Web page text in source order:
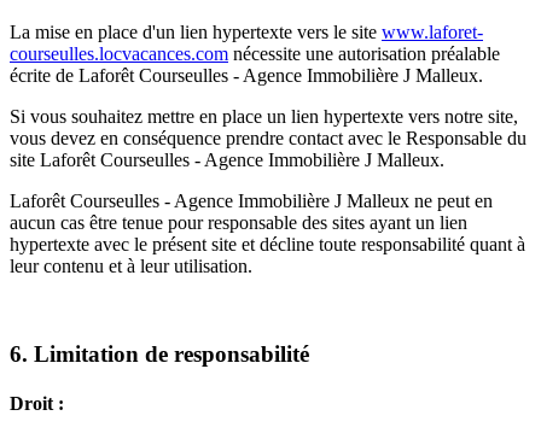
La mise en place d'un lien hypertexte vers le site www.laforet-
courseulles.locvacances.com nécessite une autorisation préalable
écrite de Laforêt Courseulles - Agence Immobilière J Malleux.
Si vous souhaitez mettre en place un lien hypertexte vers notre site,
vous devez en conséquence prendre contact avec le Responsable du
site Laforêt Courseulles - Agence Immobilière J Malleux.
Laforêt Courseulles - Agence Immobilière J Malleux ne peut en
aucun cas être tenue pour responsable des sites ayant un lien
hypertexte avec le présent site et décline toute responsabilité quant à
leur contenu et à leur utilisation.
6. Limitation de responsabilité
Droit :